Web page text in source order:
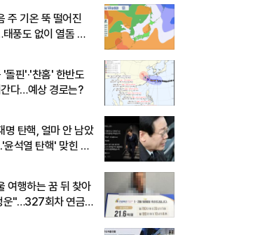
주 기온 뚝 떨어진
풍도 없이 열돔 박
'돌핀'·'찬홈' 한반도
다…예상 경로는?
명 탄핵, 얼마 안 남았
윤석열 탄핵' 맞힌 무
여행하는 꿈 뒤 찾아
운"…327회차 연금